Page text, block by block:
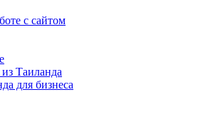
с сайтом
Таиланда
для бизнеса